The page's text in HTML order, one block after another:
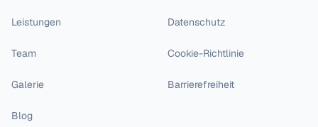
Leistungen
Team
Galerie
Blog
Datenschutz
Cookie-Richtlinie
Barrierefreiheit